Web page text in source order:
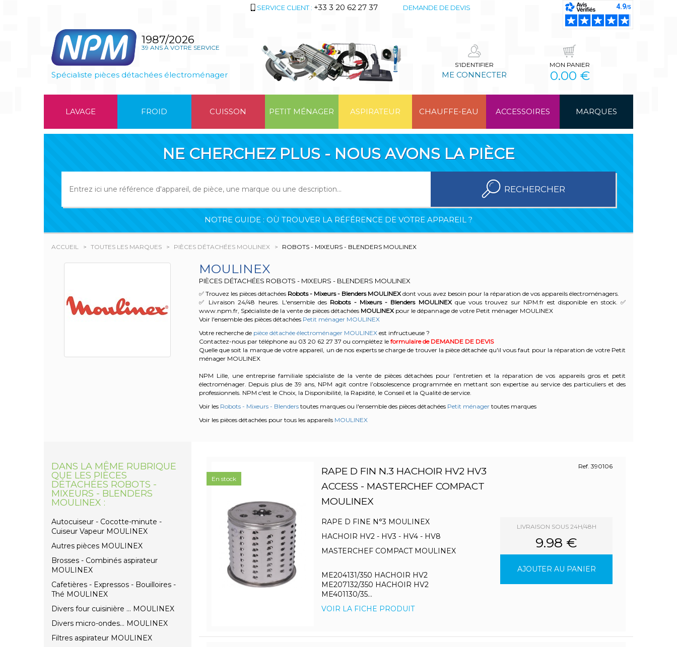
SERVICE CLIENT : +33 3 20 62 27 37 DEMANDE DE DEVIS
1987/2026
39 ANS À VOTRE SERVICE
Spécialiste pièces détachées électroménager
S'IDENTIFIER
ME CONNECTER
MON PANIER
0.00 €
LAVAGE FROID CUISSON PETIT MÉNAGER ASPIRATEUR CHAUFFE-EAU ACCESSOIRES MARQUES
NE CHERCHEZ PLUS - NOUS AVONS LA PIÈCE
RECHERCHER
NOTRE GUIDE : OÙ TROUVER LA RÉFÉRENCE DE VOTRE APPAREIL ?
ACCUEIL TOUTES LES MARQUES PIÈCES DÉTACHÉES MOULINEX ROBOTS - MIXEURS - BLENDERS MOULINEX
MOULINEX
PIÈCES DÉTACHÉES ROBOTS - MIXEURS - BLENDERS MOULINEX
✅ Trouvez les pièces détachées Robots - Mixeurs - Blenders MOULINEXdont vous avez besoin pour la réparation de vos appareils électroménagers.
✅ Livraison 24/48 heures. L'ensemble des Robots - Mixeurs - Blenders MOULINEXque vous trouvez sur NPM.fr est disponible en stock. ✅
www.npm.fr, Spécialiste de la vente de pièces détachées MOULINEXpour le dépannage de votre Petit ménager MOULINEX
Voir l'ensemble des pièces détachées Petit ménager MOULINEX
Votre recherche de pièce détachée électroménager MOULINEXest infructueuse ?
Contactez-nous par téléphone au 03 20 62 27 37 ou complétez le formulaire de DEMANDE DE DEVIS
Quelle que soit la marque de votre appareil, un de nos experts se charge de trouver la pièce détachée qu'il vous faut pour la réparation de votre Petit
ménager MOULINEX
NPM Lille, une entreprise familiale spécialiste de la vente de pièces détachées pour l’entretien et la réparation de vos appareils gros et petit
électroménager. Depuis plus de 39 ans, NPM agit contre l’obsolescence programmée en mettant son expertise au service des particuliers et des
professionnels. NPM c'est le Choix, la Disponibilité, la Rapidité, le Conseil et la Qualité de service.
Voir les Robots - Mixeurs - Blenderstoutes marques ou l'ensemble des pièces détachées Petit ménagertoutes marques
Voir les pièces détachées pour tous les appareils MOULINEX
DANS LA MÊME RUBRIQUE
QUE LES PIÈCES
DÉTACHÉES ROBOTS -
MIXEURS - BLENDERS
MOULINEX :
Autocuiseur - Cocotte-minute -
Cuiseur Vapeur MOULINEX
Autres pièces MOULINEX
Brosses - Combinés aspirateur
MOULINEX
Cafetières - Expressos - Bouilloires -
Thé MOULINEX
Divers four cuisinière ... MOULINEX
Divers micro-ondes... MOULINEX
Filtres aspirateur MOULINEX
RAPE D FIN N.3 HACHOIR HV2 HV3
ACCESS - MASTERCHEF COMPACT
MOULINEX
Ref. 390106
RAPE D FINE N°3 MOULINEX
HACHOIR HV2 - HV3 - HV4 - HV8
MASTERCHEF COMPACT MOULINEX
ME204131/350 HACHOIR HV2
ME207132/350 HACHOIR HV2
ME401130/35...
VOIR LA FICHE PRODUIT
LIVRAISON SOUS 24H/48H
9.98 €
AJOUTER AU PANIER
En stock